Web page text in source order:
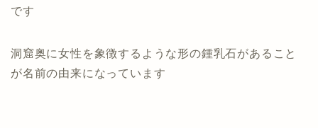
です
洞窟奥に女性を象徴するような形の鍾乳石があること
が名前の由来になっています